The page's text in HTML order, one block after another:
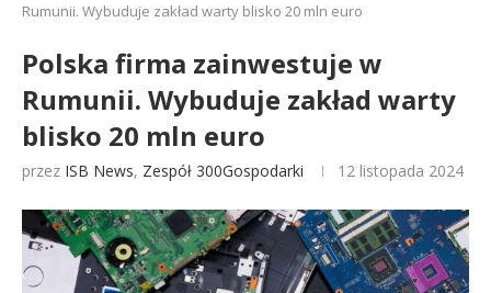
Rumunii. Wybuduje zakład warty blisko 20 mln euro
Polska firma zainwestuje w
Rumunii. Wybuduje zakład warty
blisko 20 mln euro
przez ISB News, Zespół 300Gospodarki 12 listopada 2024